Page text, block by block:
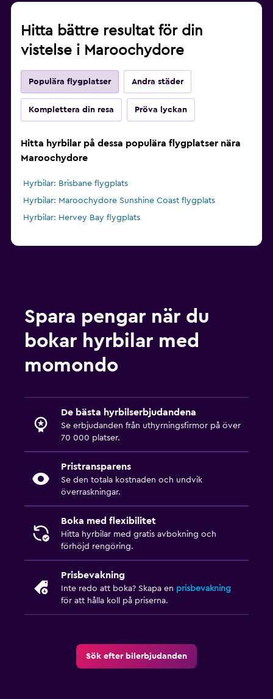
Hitta bättre resultat för din
vistelse i Maroochydore
Populära flygplatser Andra städer
Komplettera din resa Pröva lyckan
Hitta hyrbilar på dessa populära flygplatser nära
Maroochydore
Hyrbilar: Brisbane flygplats
Hyrbilar: Maroochydore Sunshine Coast flygplats
Hyrbilar: Hervey Bay flygplats
Spara pengar när du
bokar hyrbilar med
momondo
De bästa hyrbilserbjudandena
Se erbjudanden från uthyrningsfirmor på över
70 000 platser.
Pristransparens
Se den totala kostnaden och undvik
överraskningar.
Boka med flexibilitet
Hitta hyrbilar med gratis avbokning och
förhöjd rengöring.
Prisbevakning
Inte redo att boka? Skapa en prisbevakning
för att hålla koll på priserna.
Sök efter bilerbjudanden